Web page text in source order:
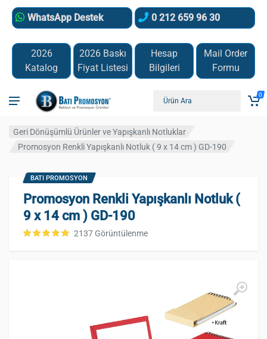
WhatsApp Destek 0 212 659 96 30
2026
Katalog
2026 Baskı
Fiyat Listesi
Hesap
Bilgileri
Mail Order
Formu
0
Geri Dönüşümlü Ürünler ve Yapışkanlı Notluklar
Promosyon Renkli Yapışkanlı Notluk ( 9 x 14 cm ) GD-190
Promosyon Renkli Yapışkanlı Notluk (
9 x 14 cm ) GD-190
2137 Görüntülenme
BATI PROMOSYON